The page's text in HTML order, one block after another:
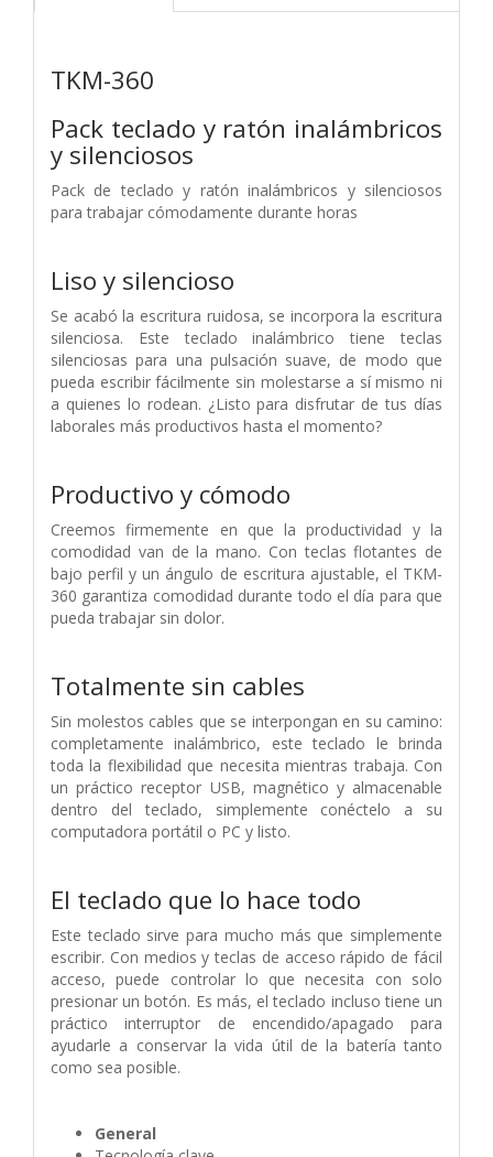
TKM-360
Pack teclado y ratón inalámbricos
y silenciosos
Pack de teclado y ratón inalámbricos y silenciosos
para trabajar cómodamente durante horas
Liso y silencioso
Se acabó la escritura ruidosa, se incorpora la escritura
silenciosa. Este teclado inalámbrico tiene teclas
silenciosas para una pulsación suave, de modo que
pueda escribir fácilmente sin molestarse a sí mismo ni
a quienes lo rodean. ¿Listo para disfrutar de tus días
laborales más productivos hasta el momento?
Productivo y cómodo
Creemos firmemente en que la productividad y la
comodidad van de la mano. Con teclas flotantes de
bajo perfil y un ángulo de escritura ajustable, el TKM-
360 garantiza comodidad durante todo el día para que
pueda trabajar sin dolor.
Totalmente sin cables
Sin molestos cables que se interpongan en su camino:
completamente inalámbrico, este teclado le brinda
toda la flexibilidad que necesita mientras trabaja. Con
un práctico receptor USB, magnético y almacenable
dentro del teclado, simplemente conéctelo a su
computadora portátil o PC y listo.
El teclado que lo hace todo
Este teclado sirve para mucho más que simplemente
escribir. Con medios y teclas de acceso rápido de fácil
acceso, puede controlar lo que necesita con solo
presionar un botón. Es más, el teclado incluso tiene un
práctico interruptor de encendido/apagado para
ayudarle a conservar la vida útil de la batería tanto
como sea posible.
General